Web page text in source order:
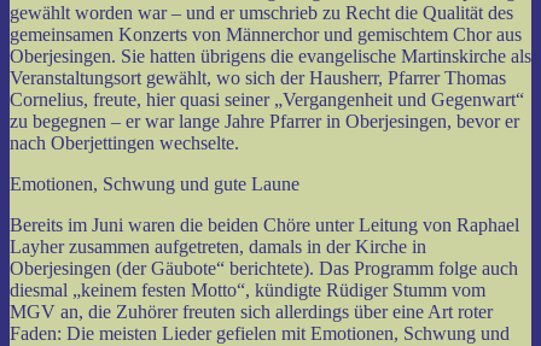
gewählt worden war – und er umschrieb zu Recht die Qualität des
gemeinsamen Konzerts von Männerchor und gemischtem Chor aus
Oberjesingen. Sie hatten übrigens die evangelische Martinskirche als
Veranstaltungsort gewählt, wo sich der Hausherr, Pfarrer Thomas
Cornelius, freute, hier quasi seiner „Vergangenheit und Gegenwart“
zu begegnen – er war lange Jahre Pfarrer in Oberjesingen, bevor er
nach Oberjettingen wechselte.
Emotionen, Schwung und gute Laune
Bereits im Juni waren die beiden Chöre unter Leitung von Raphael
Layher zusammen aufgetreten, damals in der Kirche in
Oberjesingen (der Gäubote“ berichtete). Das Programm folge auch
diesmal „keinem festen Motto“, kündigte Rüdiger Stumm vom
MGV an, die Zuhörer freuten sich allerdings über eine Art roter
Faden: Die meisten Lieder gefielen mit Emotionen, Schwung und